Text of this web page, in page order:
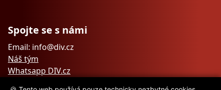
Spojte se s námi
Email: info@div.cz
Náš tým
Whatsapp DIV.cz